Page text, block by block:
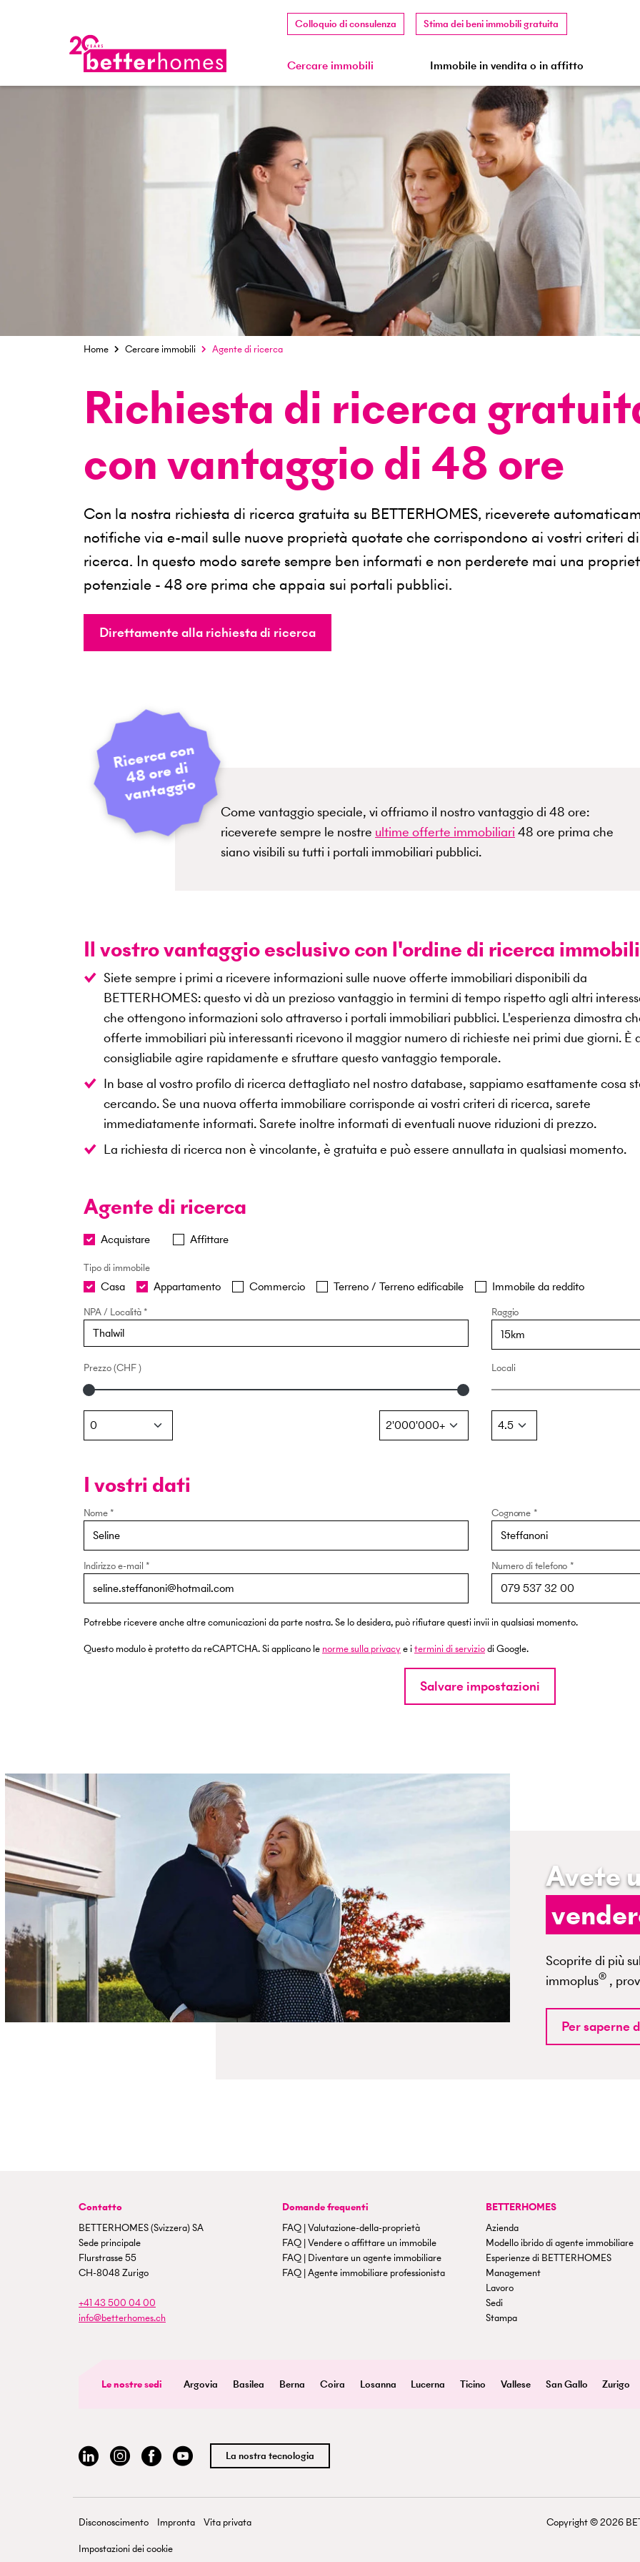
Colloquio di consulenza Stima dei beni immobili gratuita
Cercare immobili Immobile in vendita o in affitto
Home Cercare immobili Agente di ricerca
Richiesta di ricerca
con vantaggio di 48 ore
Con la nostra richiesta di ricerca gratuita su BETTERHOMES, riceverete
notifiche via e-mail sulle nuove proprietà quotate che corrispondono ai vostri criteri di
ricerca. In questo modo sarete sempre ben informati e non perderete mai una
potenziale - 48 ore prima che appaia sui portali pubblici.
Direttamente alla richiesta di ricerca
Come vantaggio speciale, vi offriamo il nostro vantaggio di 48 ore:
riceverete sempre le nostre ultime offerte immobiliari 48 ore prima che
siano visibili su tutti i portali immobiliari pubblici.
Ric
erc
a c
o
n
4
8
or
e
di
v
a
nt
a
g
gi
o
Il vostro vantaggio esclusivo con l'ordine di ricerca
Siete sempre i primi a ricevere informazioni sulle nuove offerte immobiliari disponibili da
BETTERHOMES: questo vi dà un prezioso vantaggio in termini di tempo rispetto agli altri
che ottengono informazioni solo attraverso i portali immobiliari pubblici. L'esperienza dimostra
offerte immobiliari più interessanti ricevono il maggior numero di richieste nei primi due giorni. È
consigliabile agire rapidamente e sfruttare questo vantaggio temporale.
In base al vostro profilo di ricerca dettagliato nel nostro database, sappiamo esattamente cosa
cercando. Se una nuova offerta immobiliare corrisponde ai vostri criteri di ricerca, sarete
immediatamente informati. Sarete inoltre informati di eventuali nuove riduzioni di prezzo.
La richiesta di ricerca non è vincolante, è gratuita e può essere annullata in qualsiasi momento.
Agente di ricerca
Acquistare Affittare
Tipo di immobile
Casa Appartamento Commercio Terreno / Terreno edificabile Immobile da reddito
NPA / Località Raggio
Prezzo(CHF) Locali
I vostri dati
Nome Cognome
Indirizzo e-mail Numero di telefono
Potrebbe ricevere anche altre comunicazioni da parte nostra. Se lo desidera, può rifiutare questi invii in qualsiasi momento.
Questo modulo è protetto da reCAPTCHA. Si applicano le norme sulla privacye i termini di serviziodi Google.
Salvare impostazioni
Avete
Scoprite di più
immoplus® ,
Per saperne
Contatto
BETTERHOMES (Svizzera) SA
Sede principale
Flurstrasse 55
CH-8048 Zurigo
+41 43 500 04 00
info@betterhomes.ch
Domande frequenti
FAQ | Valutazione-della-proprietà
FAQ | Vendere o affittare un immobile
FAQ | Diventare un agente immobiliare
FAQ | Agente immobiliare professionista
BETTERHOMES
Azienda
Modello ibrido di agente immobiliare
Esperienze di BETTERHOMES
Management
Lavoro
Sedi
Stampa
Le nostre sedi Argovia Basilea Berna Coira Losanna Lucerna Ticino Vallese San Gallo Zurigo
La nostra tecnologia
Disconoscimento Impronta
Vita privata
Impostazioni dei cookie
Copyright ©2026